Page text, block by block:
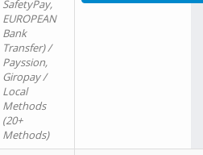
SafetyPay,
EUROPEAN
Bank
Transfer) /
Payssion,
Giropay /
Local
Methods
(20+
Methods)